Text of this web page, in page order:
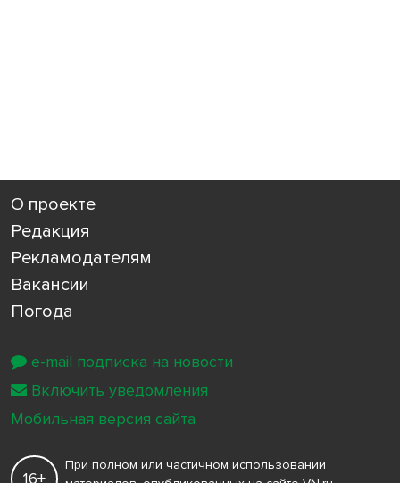
О проекте
Редакция
Рекламодателям
Вакансии
Погода
16+
При полном или частичном использовании
e-mail подписка на новости
Включить уведомления
Мобильная версия сайта